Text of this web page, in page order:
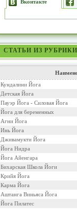
Вконтакте
СТАТЬИ ИЗ
Кундалини Йога
Детская Йога
Пауэр Йога - Силовая Йога
Йога для беременных
Агни Йога
Инь Йога
Дживамукти Йога
Йога Нидра
Йога Айенгара
Бихарская Школа Йоги
Крийя Йога
Карма Йога
Аштанга Виньяса Йога
Йога Пилатес